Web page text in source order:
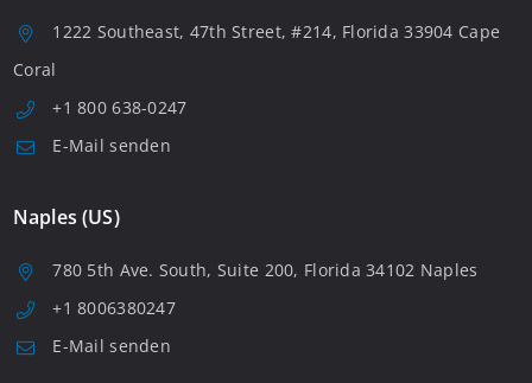
1222 Southeast, 47th Street, #214, Florida 33904 Cape
Coral
+1 800 638-0247
E-Mail senden
Naples (US)
780 5th Ave. South, Suite 200, Florida 34102 Naples
+1 8006380247
E-Mail senden